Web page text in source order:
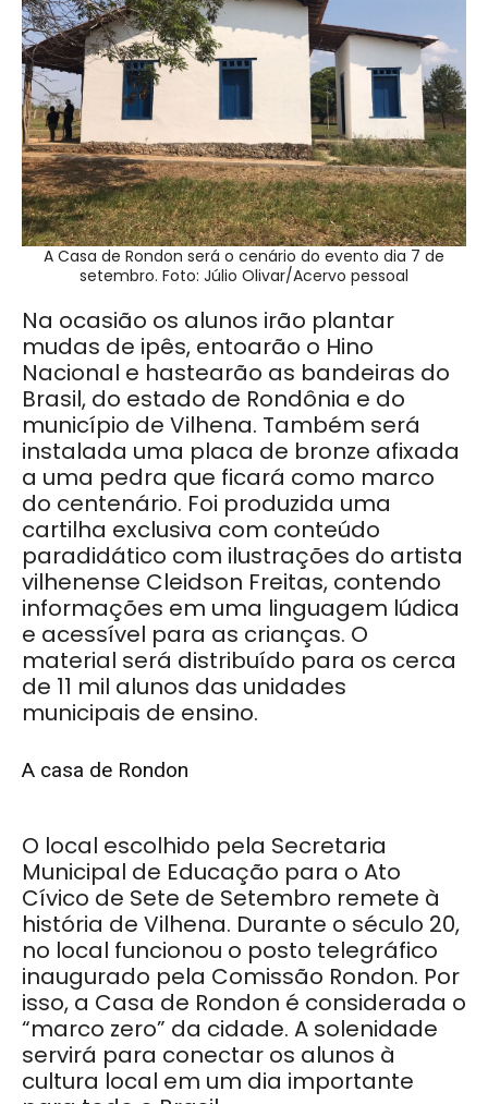
A Casa de Rondon será o cenário do evento dia 7 de
setembro. Foto: Júlio Olivar/Acervo pessoal
Na ocasião os alunos irão plantar
mudas de ipês, entoarão o Hino
Nacional e hastearão as bandeiras do
Brasil, do estado de Rondônia e do
município de Vilhena. Também será
instalada uma placa de bronze afixada
a uma pedra que ficará como marco
do centenário. Foi produzida uma
cartilha exclusiva com conteúdo
paradidático com ilustrações do artista
vilhenense Cleidson Freitas, contendo
informações em uma linguagem lúdica
e acessível para as crianças. O
material será distribuído para os cerca
de 11 mil alunos das unidades
municipais de ensino.
A casa de Rondon
O local escolhido pela Secretaria
Municipal de Educação para o Ato
Cívico de Sete de Setembro remete à
história de Vilhena. Durante o século 20,
no local funcionou o posto telegráfico
inaugurado pela Comissão Rondon. Por
isso, a Casa de Rondon é considerada o
“marco zero” da cidade. A solenidade
servirá para conectar os alunos à
cultura local em um dia importante